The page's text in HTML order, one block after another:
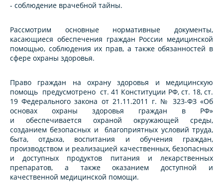
- соблюдение врачебной тайны.
Рассмотрим основные нормативные документы,
касающиеся обеспечения граждан России медицинской
помощью, соблюдения их прав, а также обязанностей в
сфере охраны здоровья.
Право граждан на охрану здоровья и медицинскую
помощь предусмотрено ст. 41 Конституции РФ, ст. 18, ст.
19 Федерального закона от 21.11.2011 г. № 323-ФЗ «Об
основах охраны здоровья граждан в РФ»
и обеспечивается охраной окружающей среды,
созданием безопасных и благоприятных условий труда,
быта, отдыха, воспитания и обучения граждан,
производством и реализацией качественных, безопасных
и доступных продуктов питания и лекарственных
препаратов, а также оказанием доступной и
качественной медицинской помощи.